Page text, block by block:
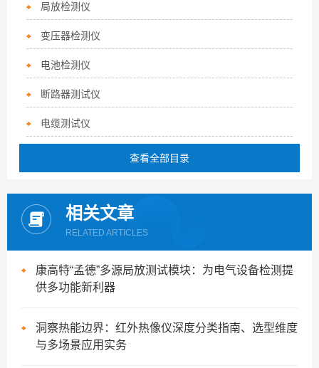
局放检测仪
变压器检测仪
电池检测仪
断路器测试仪
电缆测试仪
查看全部目录
相关文章
RELATED ARTICLES
康高特“孟德”多源局放测试模块：为电气设备检测提
供多功能新利器
洞察热能边界：红外热像仪深度分类指南、选型维度
与多场景应用实务